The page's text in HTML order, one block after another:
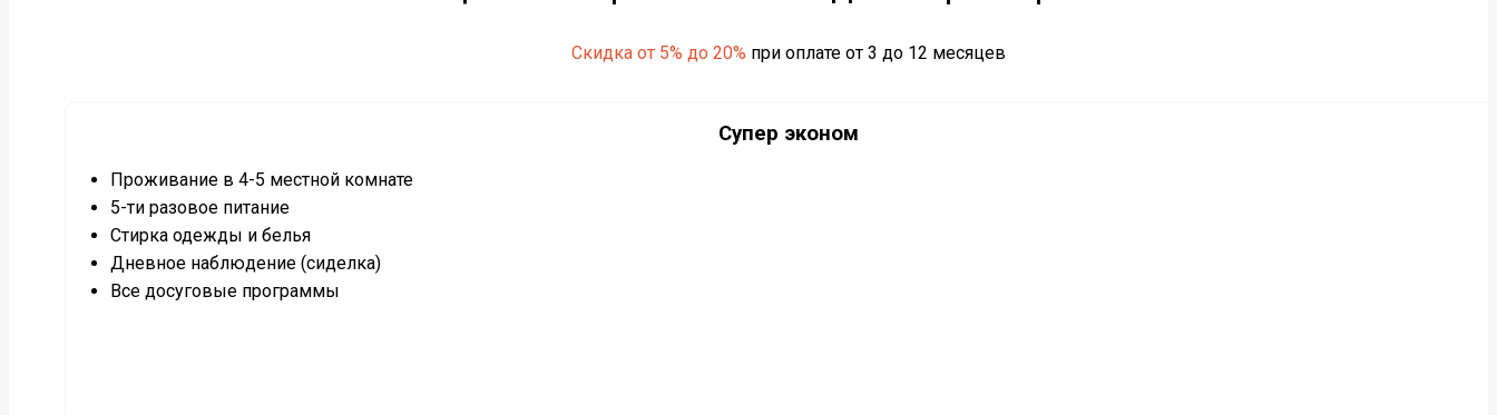
Скидка от 5% до 20% при оплате от 3 до 12 месяцев
Супер эконом
Проживание в 4-5 местной комнате
5-ти разовое питание
Стирка одежды и белья
Дневное наблюдение (сиделка)
Все досуговые программы